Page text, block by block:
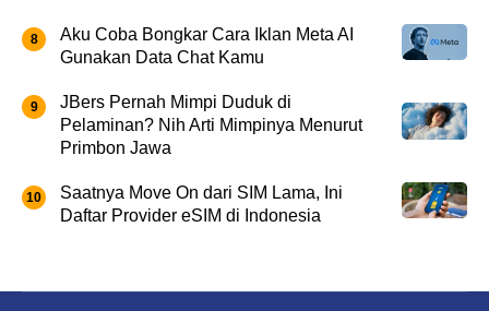
Aku Coba Bongkar Cara Iklan Meta AI
Gunakan Data Chat Kamu
JBers Pernah Mimpi Duduk di
Pelaminan? Nih Arti Mimpinya Menurut
Primbon Jawa
Saatnya Move On dari SIM Lama, Ini
Daftar Provider eSIM di Indonesia